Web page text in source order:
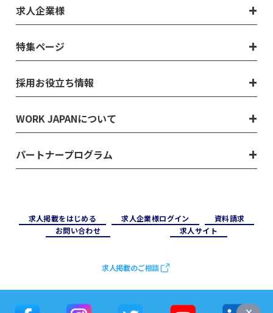
求人企業様
特集ページ
採用お役立ち情報
WORK JAPANについて
パートナープログラム
求⼈掲載をはじめる 求⼈企業様ログイン
資料請求
お問い合わせ
求⼈サイト
求人掲載のご相談